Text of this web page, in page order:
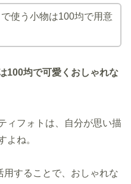
使う小物は100均で用意
100均で可愛くおしゃれな
ィフォトは、自分が思い描
よね。
することで、おしゃれな